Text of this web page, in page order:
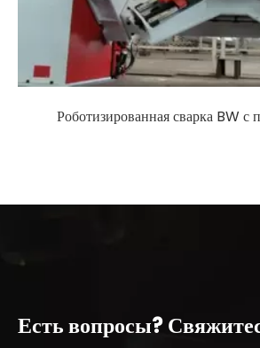
Роботизированная сварка BW с
Есть вопросы?